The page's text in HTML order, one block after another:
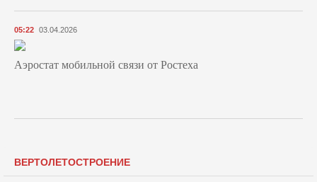
05:22 03.04.2026
Аэростат мобильной связи от Ростеха
ВЕРТОЛЕТОСТРОЕНИЕ